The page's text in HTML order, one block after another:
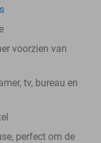
voorzien van
tv, bureau en
perfect om de